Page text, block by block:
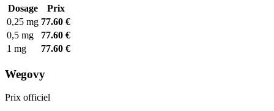
Dosage
Prix
0,25 mg 77.60 €
0,5 mg
77.60 €
1 mg
77.60 €
Wegovy
Prix officiel